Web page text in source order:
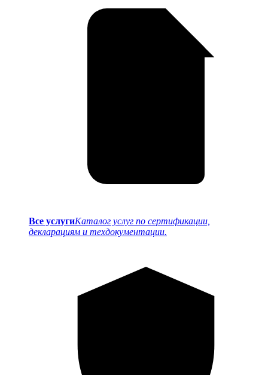
Все услугиКаталог услуг по сертификации,
декларациям и техдокументации.